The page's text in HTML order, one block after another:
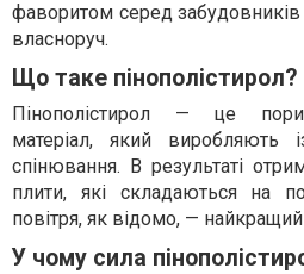
фаворитом серед забудовників
власноруч.
Що таке пінополістирол?
Пінополістирол — це
матеріал, який виробляють
спінювання. В результаті
плити, які складаються на
повітря, як відомо, — найкращий
У чому сила